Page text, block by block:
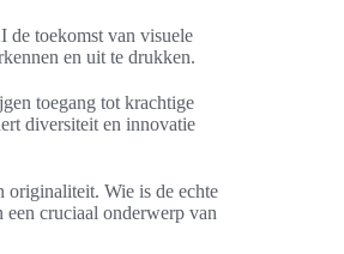
de toekomst van visuele
en uit te drukken.
toegang tot krachtige
diversiteit en innovatie
originaliteit. Wie is de echte
een cruciaal onderwerp van